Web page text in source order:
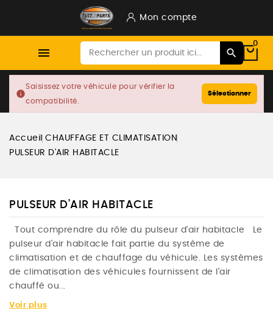
Mon compte

0
info
Saisissez votre véhicule pour vérifier la
compatibilité.
Sélectionner
Accueil CHAUFFAGE ET CLIMATISATION
PULSEUR D'AIR HABITACLE
PULSEUR D'AIR HABITACLE
Tout comprendre du rôle du pulseur d'air habitacle Le
pulseur d'air habitacle fait partie du système de
climatisation et de chauffage du véhicule. Les systèmes
de climatisation des véhicules fournissent de l'air
chauffé ou...
Voir plus